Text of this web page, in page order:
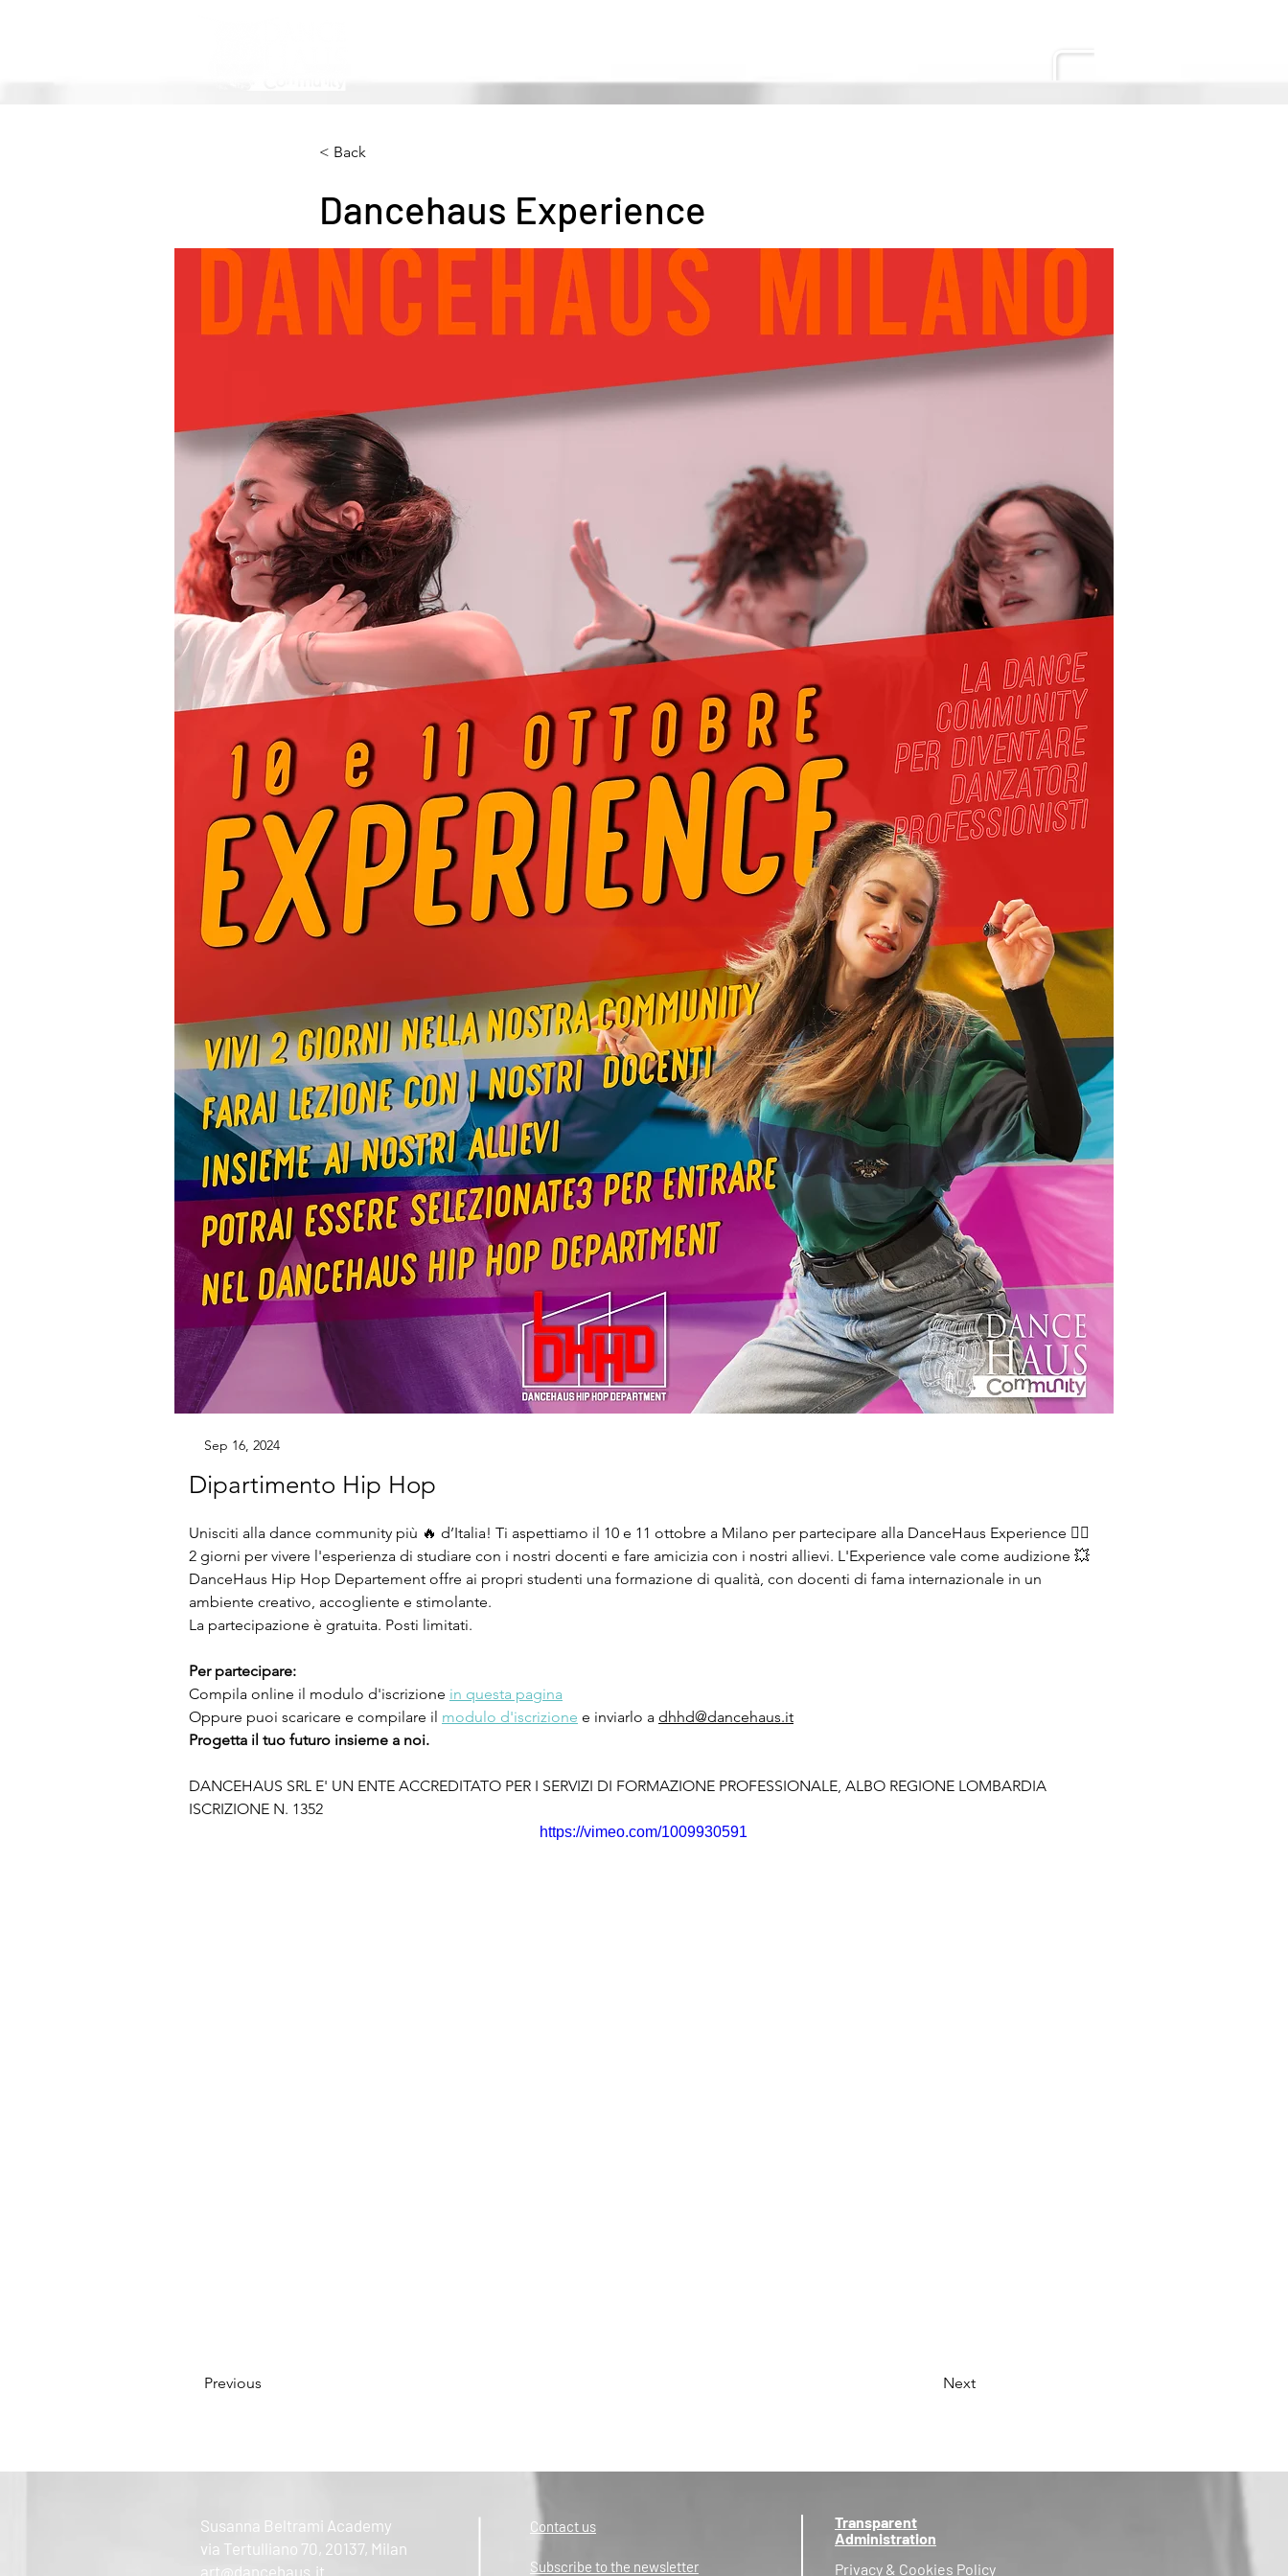
< Back
Dancehaus Experience
Sep 16, 2024
Dipartimento Hip Hop
Unisciti alla dance community più 🔥 d’Italia! Ti aspettiamo il 10 e 11 ottobre a Milano per partecipare alla DanceHaus Experience ❤️‍🔥
2 giorni per vivere l'esperienza di studiare con i nostri docenti e fare amicizia con i nostri allievi. L'Experience vale come audizione 💥
DanceHaus Hip Hop Departement offre ai propri studenti una formazione di qualità, con docenti di fama internazionale in un
ambiente creativo, accogliente e stimolante.
La partecipazione è gratuita. Posti limitati.
Per partecipare:
Compila online il modulo d'iscrizione in questa pagina
Oppure puoi scaricare e compilare il modulo d'iscrizione e inviarlo a dhhd@dancehaus.it
Progetta il tuo futuro insieme a noi.
DANCEHAUS SRL E' UN ENTE ACCREDITATO PER I SERVIZI DI FORMAZIONE PROFESSIONALE, ALBO REGIONE LOMBARDIA
ISCRIZIONE N. 1352
https://vimeo.com/1009930591
Previous Next
Susanna Beltrami Academy
via Tertulliano 70, 20137, Milan
art@dancehaus.it
Contact us
Subscribe to the newsletter
Transparent
Administration
Privacy & Cookies Policy